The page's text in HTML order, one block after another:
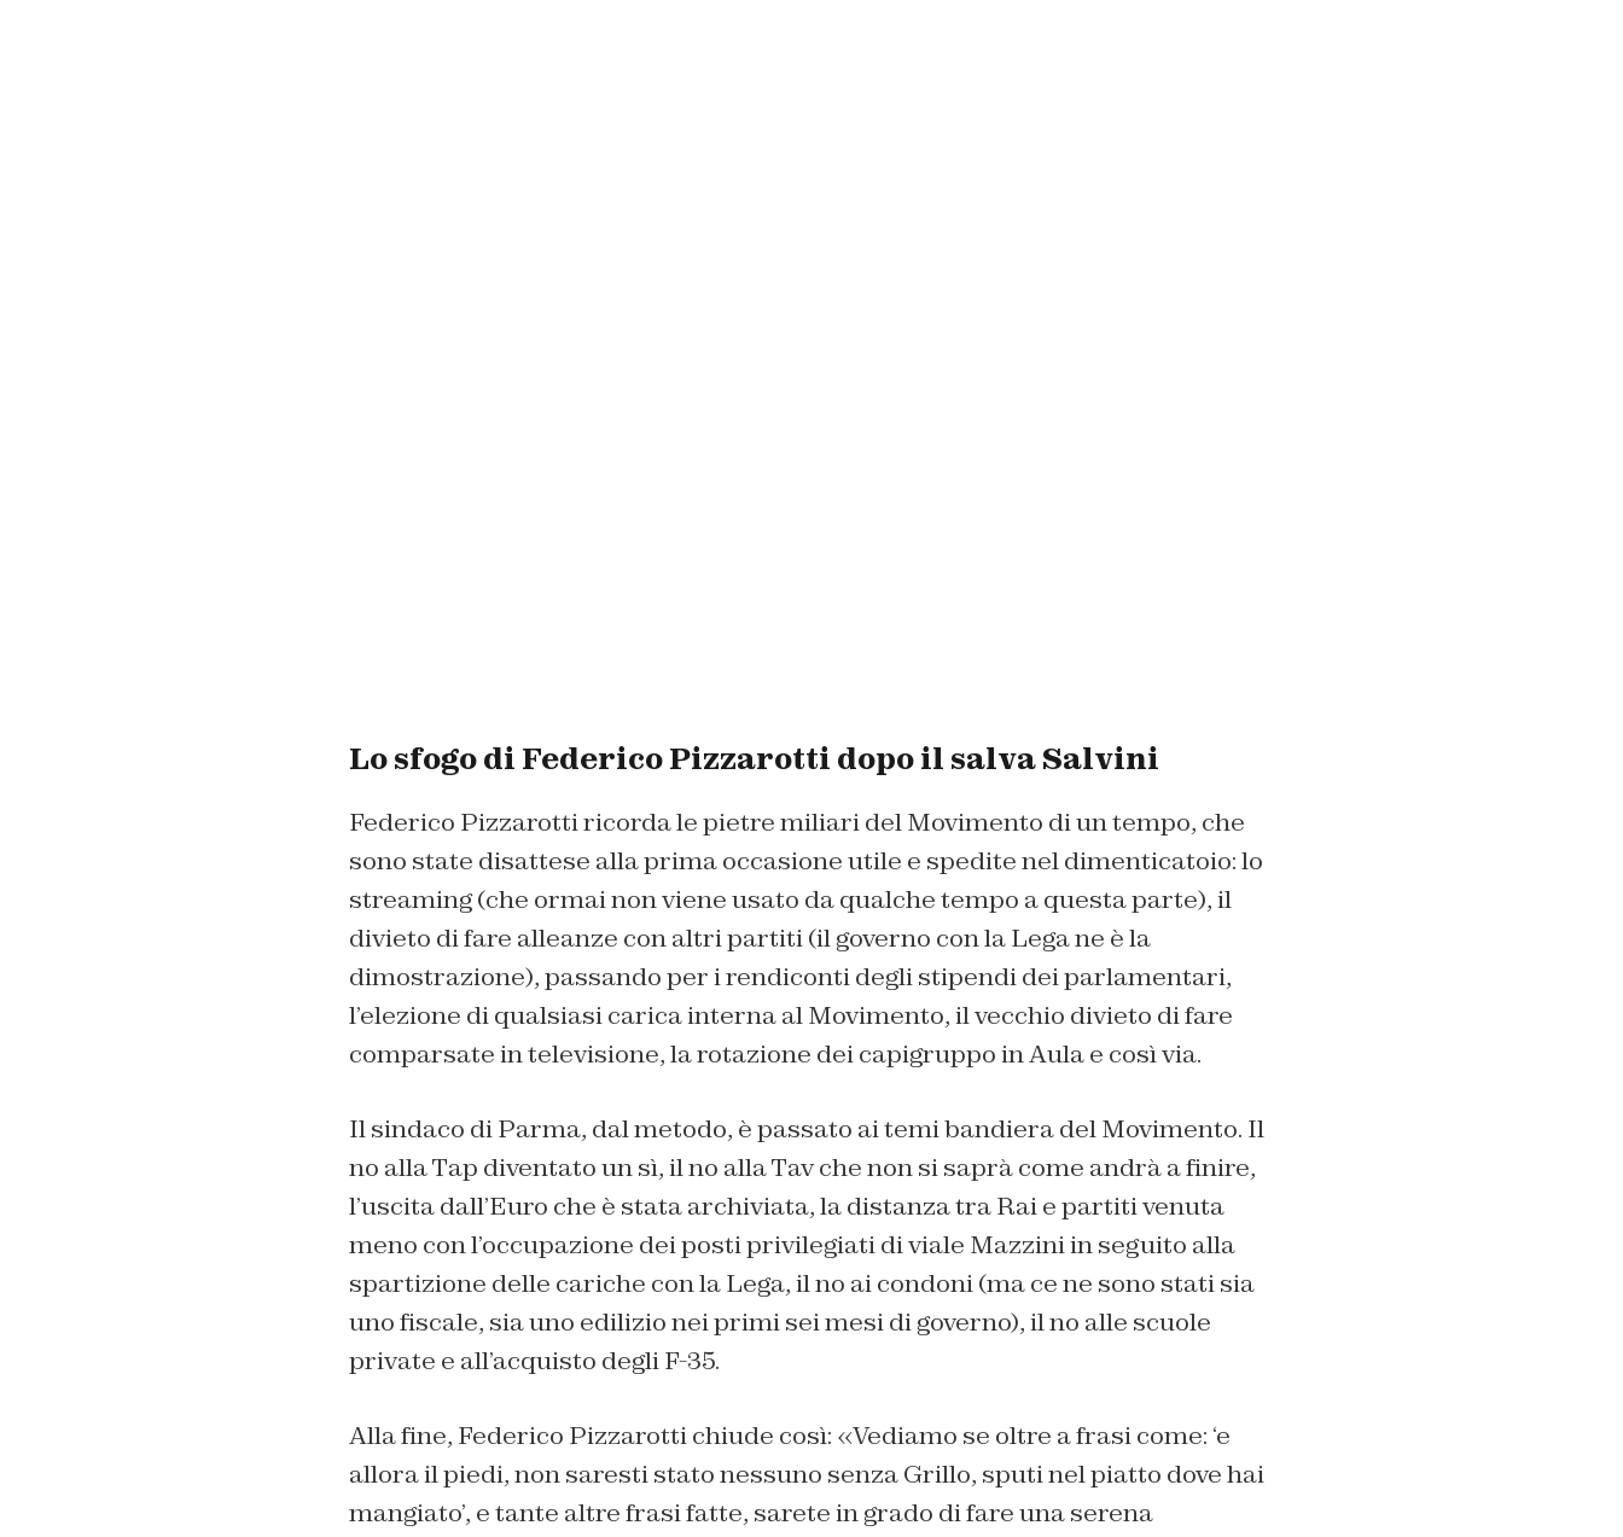
Lo sfogo di Federico Pizzarotti dopo il salva Salvini
Federico Pizzarotti ricorda le pietre miliari del Movimento di un tempo, che
sono state disattese alla prima occasione utile e spedite nel dimenticatoio: lo
streaming (che ormai non viene usato da qualche tempo a questa parte), il
divieto di fare alleanze con altri partiti (il governo con la Lega ne è la
dimostrazione), passando per i rendiconti degli stipendi dei parlamentari,
l’elezione di qualsiasi carica interna al Movimento, il vecchio divieto di fare
comparsate in televisione, la rotazione dei capigruppo in Aula e così via.
Il sindaco di Parma, dal metodo, è passato ai temi bandiera del Movimento. Il
no alla Tap diventato un sì, il no alla Tav che non si saprà come andrà a finire,
l’uscita dall’Euro che è stata archiviata, la distanza tra Rai e partiti venuta
meno con l’occupazione dei posti privilegiati di viale Mazzini in seguito alla
spartizione delle cariche con la Lega, il no ai condoni (ma ce ne sono stati sia
uno fiscale, sia uno edilizio nei primi sei mesi di governo), il no alle scuole
private e all’acquisto degli F-35.
Alla fine, Federico Pizzarotti chiude così: «Vediamo se oltre a frasi come: ‘e
allora il piedi, non saresti stato nessuno senza Grillo, sputi nel piatto dove hai
mangiato’, e tante altre frasi fatte, sarete in grado di fare una serena